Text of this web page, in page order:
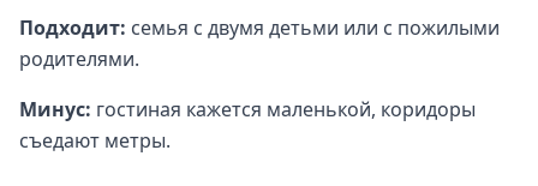
Подходит: семья с двумя детьми или с пожилыми
родителями.
Минус: гостиная кажется маленькой, коридоры
съедают метры.